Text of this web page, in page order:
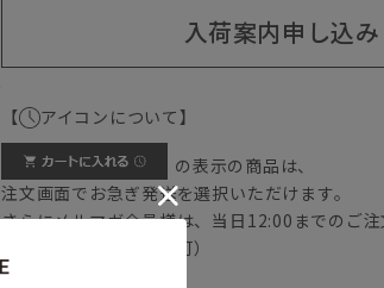
入荷案内申し込み
【 アイコンについて】
の表示の商品は、
注文画面でお急ぎ発送を選択いただけます。
さらにメルマガ会員様は、当日12:00までのご
正商品の場合は対応不可）
詳しくはこちら